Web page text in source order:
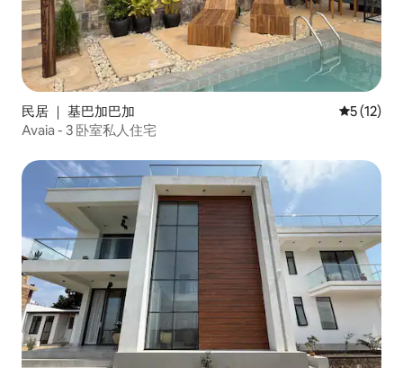
民居 ｜ 基巴加巴加 平均评分
5 (12)
Avaia - 3 卧室私人住宅